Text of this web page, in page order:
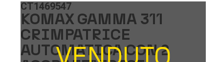
CT1469547
KOMAX GAMMA 311
CRIMPATRICE
AUTOMATICA CON 2